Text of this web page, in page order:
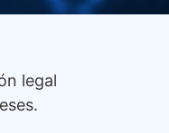
legal